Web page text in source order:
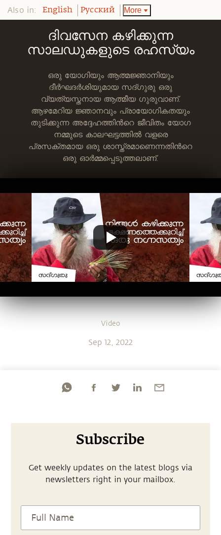
Also in: English Pусский More
ദിവസേന കഴിക്കുന്ന
സാലഡുകളുടെ രഹസ്യം
ഒരു യോഗിയും ആത്മജ്ഞാനിയും
ദീര്‍ഘദര്‍ശിയുമായ സദ്ഗുരു ഒരു
വ്യത്യസ്തനായ ആത്മീയ ഗുരുവാണ്.
ആഴമേറിയ ജ്ഞാനവും പ്രായോഗികതയും
തുടിക്കുന്ന അദ്ദേഹത്തിന്‍റെ ജീവിതം യോഗ
നമ്മുടെ കാലഘട്ടത്തില്‍ വളരെ
പ്രസക്തമായ ഒരു ശാസ്ത്രമാണെന്നതിന്‍റെ
ഒരു ഓര്‍മ്മപ്പെടുത്തലാണ്.
Video
Sep 12, 2022
Subscribe
Get weekly updates on the latest blogs via
newsletters right in your mailbox.